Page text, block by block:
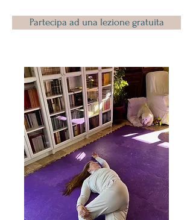
Partecipa ad una lezione gratuita